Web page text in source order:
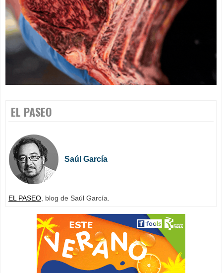
EL PASEO
Saúl García
EL PASEO, blog de Saúl García.